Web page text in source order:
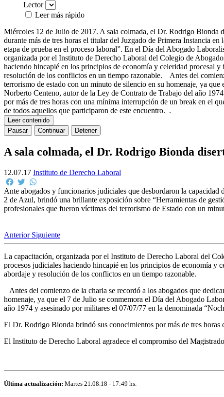
Lector
Leer más rápido
Miércoles 12 de Julio de 2017. A sala colmada, el Dr. Rodrigo Bionda
durante más de tres horas el titular del Juzgado de Primera Instancia
etapa de prueba en el proceso laboral”. En el Día del Abogado
organizada por el Instituto de Derecho Laboral del Colegio de
haciendo hincapié en los principios de economía y celeridad procesal
resolución de los conflictos en un tiempo razonable. Antes del
terrorismo de estado con un minuto de silencio en su homenaje, ya
Norberto Centeno, autor de la Ley de Contrato de Trabajo del año
por más de tres horas con una mínima interrupción de un break en el
de todos aquellos que participaron de este encuentro. .
Leer contenido
Pausar Continuar Detener
A sala colmada, el Dr. Rodrigo Bionda
12.07.17 Instituto de Derecho Laboral
Facebook
Twitter
Ante abogados y funcionarios judiciales que desbordaron la
2 de Azul, brindó una brillante exposición sobre “Herramientas de
profesionales que fueron víctimas del terrorismo de Estado con un
Anterior Siguiente
La capacitación, organizada por el Instituto de Derecho Laboral del
procesos judiciales haciendo hincapié en los principios de economía y
abordaje y resolución de los conflictos en un tiempo razonable.
Antes del comienzo de la charla se recordó a los abogados que
homenaje, ya que el 7 de Julio se conmemora el Día del Abogado
año 1974 y asesinado por militares el 07/07/77 en la denominada
El Dr. Rodrigo Bionda brindó sus conocimientos por más de tres
El Instituto de Derecho Laboral agradece el compromiso del
Última actualización: Martes 21.08.18 - 17:49 hs.